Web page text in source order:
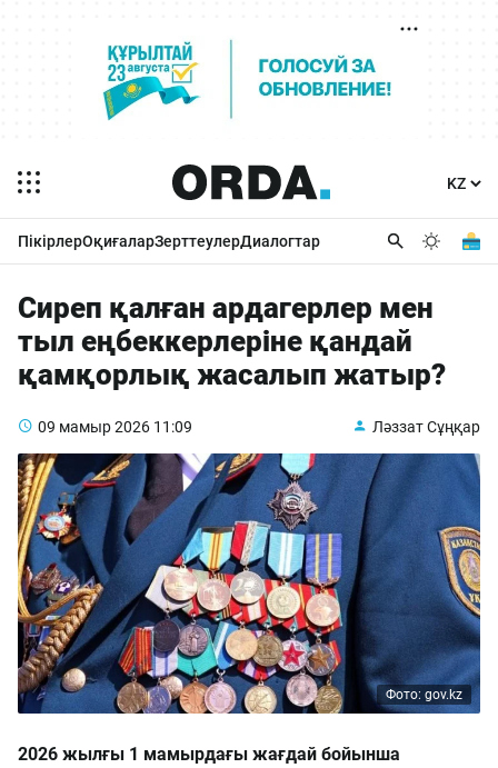
ПікірлерОқиғаларЗерттеулерДиалогтар
Сиреп қалған ардагерлер мен
тыл еңбеккерлеріне қандай
қамқорлық жасалып жатыр?
09 мамыр 2026 11:09 Ләззат Сұңқар
Фото: gov.kz
2026 жылғы 1 мамырдағы жағдай бойынша